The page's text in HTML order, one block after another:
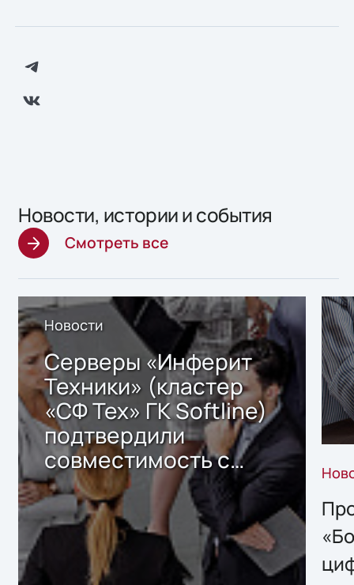
Новости, истории и события
Смотреть все
Новости
Серверы «Инферит
Техники» (кластер
«СФ Тех» ГК Softline)
подтвердили
совместимость с
решением Sharx
Storage 2.x для
хранения данных